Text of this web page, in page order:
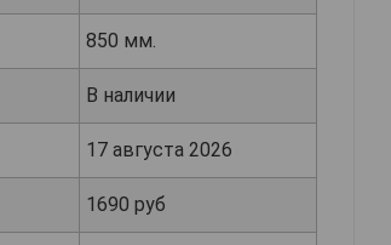
850 мм.
В наличии
17 августа 2026
1690 руб